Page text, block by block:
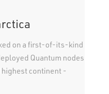
on a first-of-its-kind
Quantum nodes
continent -